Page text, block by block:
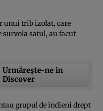
unui trib izolat, care
survola satul, au facut
Urmărește-ne in
Discover
grupul de indieni drept